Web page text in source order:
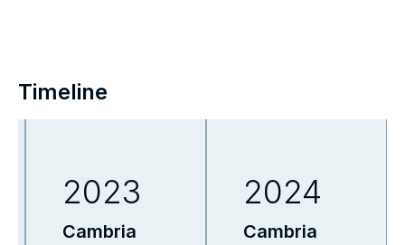
Timeline
2024
Cambria
2023
Cambria